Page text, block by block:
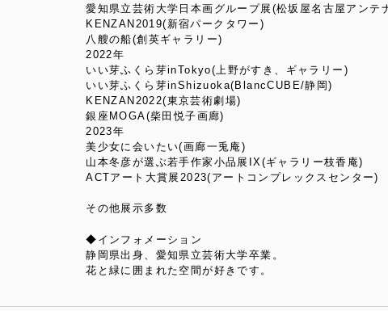
愛知県立芸術大学日本画グループ展(松坂屋名古屋アンテ
KENZAN2019(新宿パークタワー)
八艘の船(創英ギャラリー)
2022年
いい芽ふくら芽inTokyo(上野がすき、ギャラリー)
いい芽ふくら芽inShizuoka(BlancCUBE/静岡)
KENZAN2022(東京芸術劇場)
銀座MOGA(柴田悦子画廊)
2023年
美少女に会いたい(画廊一兎庵)
山本冬彦が選ぶ若手作家小品展IX(ギャラリー枝香庵)
ACTアート大賞展2023(アートコンプレックスセンター)
その他展示多数
◆インフォメーション
静岡県出身、愛知県立芸術大学卒業。
花と緑に囲まれた空間が好きです。